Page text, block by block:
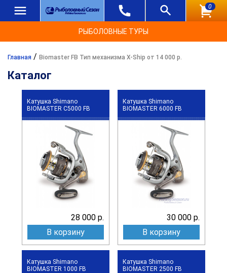
0
РЫБОЛОВНЫЕ ТУРЫ
Главная / Biomaster FB Тип механизма X-Ship от 14 000 р.
Каталог
Катушка Shimano
BIOMASTER C5000 FB
28 000 р.
В корзину
Катушка Shimano
BIOMASTER 6000 FB
30 000 р.
В корзину
Катушка Shimano
BIOMASTER 1000 FB
Катушка Shimano
BIOMASTER 2500 FB